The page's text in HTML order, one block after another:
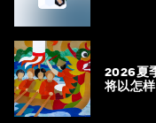
2026夏
将以怎